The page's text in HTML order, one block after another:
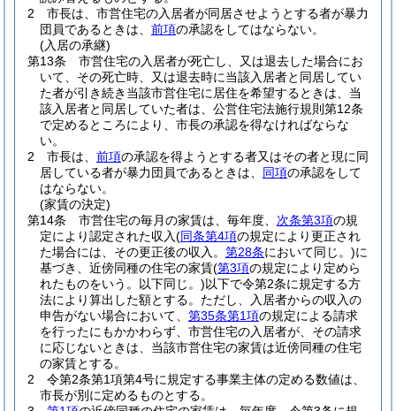
2
市長は、市営住宅の入居者が同居させようとする者が暴力
団員であるときは、 前項の承認をしてはならない。
(入居の承継)
第13条
市営住宅の入居者が死亡し、又は退去した場合にお
いて、その死亡時、又は退去時に当該入居者と同居してい
た者が引き続き当該市営住宅に居住を希望するときは、当
該入居者と同居していた者は、公営住宅法施行規則第12条
で定めるところにより、市長の承認を得なければならな
い。
2
市長は、 前項の承認を得ようとする者又はその者と現に同
居している者が暴力団員であるときは、 同項の承認をして
はならない。
(家賃の決定)
第14条
市営住宅の毎月の家賃は、毎年度、 次条第3項の規
定により認定された収入(同条第4項の規定により更正され
た場合には、その更正後の収入。 第28条において同じ。)に
基づき、近傍同種の住宅の家賃(第3項の規定により定めら
れたものをいう。以下同じ。)以下で令第2条に規定する方
法により算出した額とする。 ただし、入居者からの収入の
申告がない場合において、 第35条第1項の規定による請求
を行ったにもかかわらず、市営住宅の入居者が、その請求
に応じないときは、当該市営住宅の家賃は近傍同種の住宅
の家賃とする。
2
令第2条第1項第4号に規定する事業主体の定める数値は、
市長が別に定めるものとする。